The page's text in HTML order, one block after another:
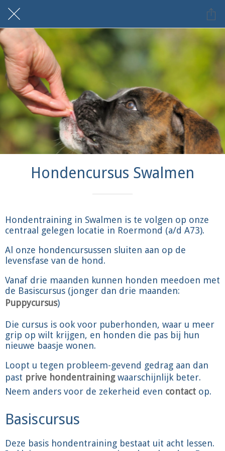
Hondencursus Swalmen
Hondentraining in Swalmen is te volgen op onze
centraal gelegen locatie in Roermond (a/d A73).
Al onze hondencursussen sluiten aan op de
levensfase van de hond.
Vanaf drie maanden kunnen honden meedoen met
de Basiscursus (jonger dan drie maanden:
Puppycursus)
Die cursus is ook voor puberhonden, waar u meer
grip op wilt krijgen, en honden die pas bij hun
nieuwe baasje wonen.
Loopt u tegen probleem-gevend gedrag aan dan
past prive hondentrainingwaarschijnlijk beter.
Neem anders voor de zekerheid even contact op.
Basiscursus
Deze basis hondentraining bestaat uit acht lessen.